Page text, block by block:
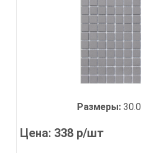
Размеры:
Цена: 338 р/шт